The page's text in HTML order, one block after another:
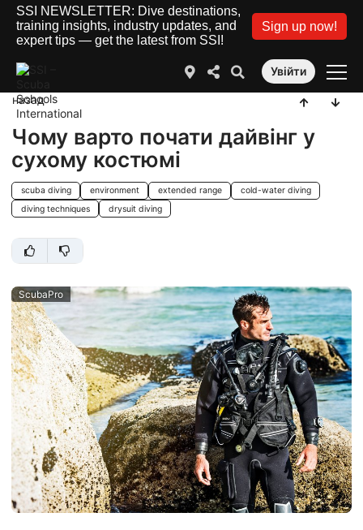
SSI NEWSLETTER: Dive destinations,
training insights, industry updates, and
expert tips — get the latest from SSI!
Sign up now!
Увійти
назад
Чому варто почати дайвінг у
сухому костюмі
scuba diving environment extended range
cold-water diving
diving techniques
drysuit diving
ScubaPro